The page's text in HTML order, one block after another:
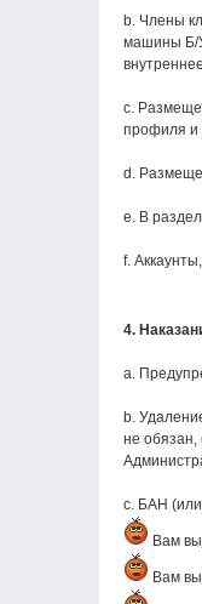
b. Члены
машины Б/У
c.
профиля и
d.
e. В
f.
4.
а.
b.
не обязан,
c. БАН (или
Вам
Вам